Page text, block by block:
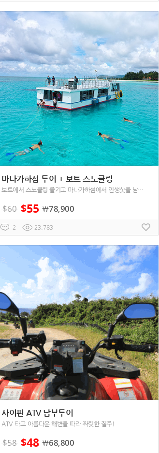
마나가하섬 투어 + 보트 스노클링
보트에서 스노클링 즐기고 마나가하섬에서 인생샷을 남겨보세요
$60 $55 ￦78,900
2 23,783
사이판 ATV 남부투어
ATV 타고 아름다운 해변을 따라 짜릿한 질주!
$58 $48 ￦68,800